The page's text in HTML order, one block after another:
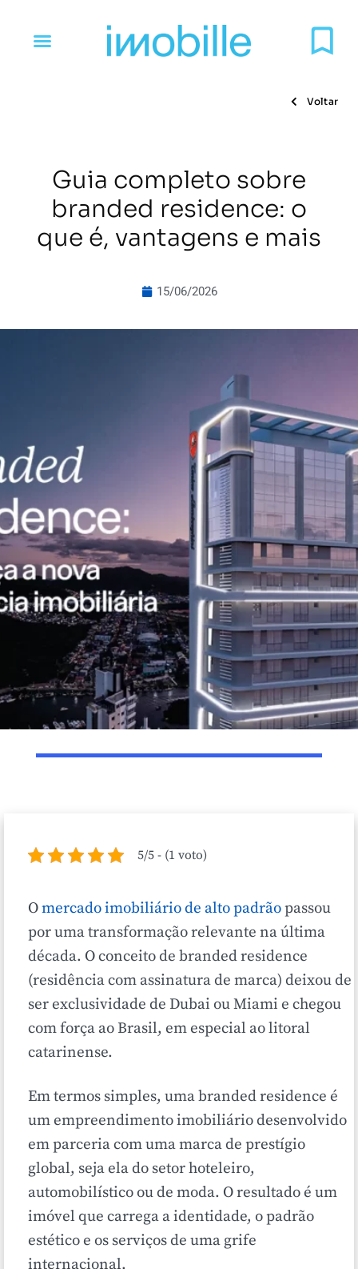
Voltar
Guia completo sobre
branded residence: o
que é, vantagens e mais
15/06/2026
5/5 - (1 voto)
Omercado imobiliário de alto padrãopassou
por uma transformação relevante na última
década. O conceito de branded residence
(residência com assinatura de marca) deixou de
ser exclusividade de Dubai ou Miami e chegou
com força ao Brasil, em especial ao litoral
catarinense.
Em termos simples, uma branded residence é
um empreendimento imobiliário desenvolvido
em parceria com uma marca de prestígio
global, seja ela do setor hoteleiro,
automobilístico ou de moda. O resultado é um
imóvel que carrega a identidade, o padrão
estético e os serviços de uma grife
internacional.